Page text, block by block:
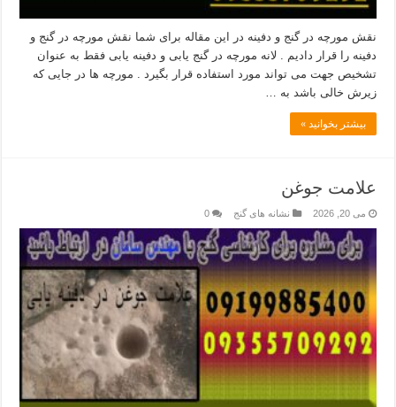
نقش مورچه در گنج و دفینه در این مقاله برای شما نقش مورچه در گنج و
دفینه را قرار دادیم . لانه مورچه در گنج یابی و دفینه یابی فقط به عنوان
تشخیص جهت می تواند مورد استفاده قرار بگیرد . مورچه ها در جایی که
زیرش خالی باشد به …
بیشتر بخوانید »
علامت جوغن
می 20, 2026 نشانه های گنج 0